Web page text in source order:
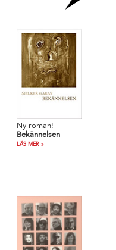
Ny roman!
Bekännelsen
LÄS MER »